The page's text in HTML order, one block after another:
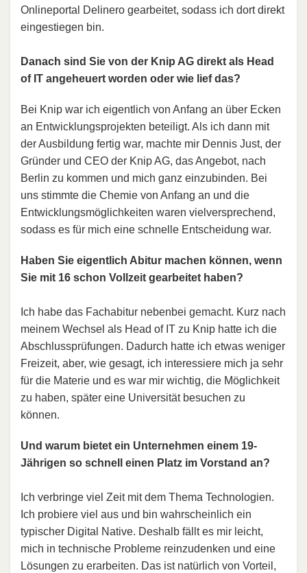
Onlineportal Delinero gearbeitet, sodass ich dort direkt
eingestiegen bin.
Danach sind Sie von der Knip AG direkt als Head
of IT angeheuert worden oder wie lief das?
Bei Knip war ich eigentlich von Anfang an über Ecken
an Entwicklungsprojekten beteiligt. Als ich dann mit
der Ausbildung fertig war, machte mir Dennis Just, der
Gründer und CEO der Knip AG, das Angebot, nach
Berlin zu kommen und mich ganz einzubinden. Bei
uns stimmte die Chemie von Anfang an und die
Entwicklungsmöglichkeiten waren vielversprechend,
sodass es für mich eine schnelle Entscheidung war.
Haben Sie eigentlich Abitur machen können, wenn
Sie mit 16 schon Vollzeit gearbeitet haben?
Ich habe das Fachabitur nebenbei gemacht. Kurz nach
meinem Wechsel als Head of IT zu Knip hatte ich die
Abschlussprüfungen. Dadurch hatte ich etwas weniger
Freizeit, aber, wie gesagt, ich interessiere mich ja sehr
für die Materie und es war mir wichtig, die Möglichkeit
zu haben, später eine Universität besuchen zu
können.
Und warum bietet ein Unternehmen einem 19-
Jährigen so schnell einen Platz im Vorstand an?
Ich verbringe viel Zeit mit dem Thema Technologien.
Ich probiere viel aus und bin wahrscheinlich ein
typischer Digital Native. Deshalb fällt es mir leicht,
mich in technische Probleme reinzudenken und eine
Lösungen zu erarbeiten. Das ist natürlich von Vorteil,